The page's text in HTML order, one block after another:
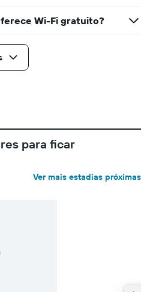
Wi-Fi gratuito?
para ficar
Ver mais estadias próximas